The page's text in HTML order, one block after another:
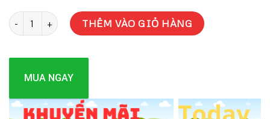
Thùng Mì Cung Đình Sườn Hầm Ngũ Quả (30 gói x 80g) số lượng
THÊM VÀO GIỎ HÀNG
MUA NGAY